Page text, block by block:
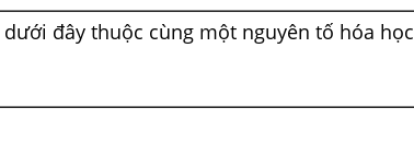
đây thuộc cùng một nguyên tố hóa học